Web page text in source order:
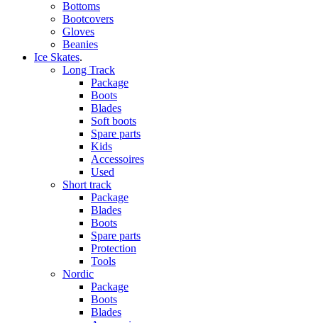
Bottoms
Bootcovers
Gloves
Beanies
Ice Skates.
Long Track
Package
Boots
Blades
Soft boots
Spare parts
Kids
Accessoires
Used
Short track
Package
Blades
Boots
Spare parts
Protection
Tools
Nordic
Package
Boots
Blades